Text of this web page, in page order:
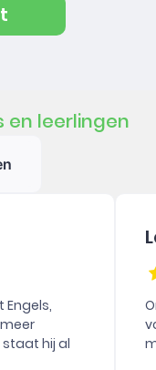
en leerlingen
hij al